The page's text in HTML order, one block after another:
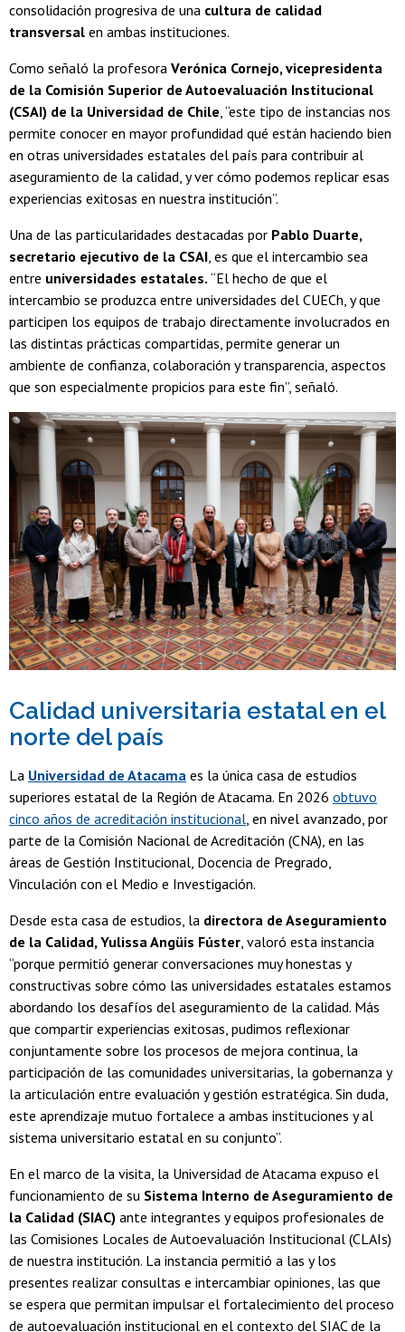
consolidación progresiva de una cultura de calidad
transversal en ambas instituciones.
Como señaló la profesora Verónica Cornejo, vicepresidenta
de la Comisión Superior de Autoevaluación Institucional
(CSAI) de la Universidad de Chile, “este tipo de instancias nos
permite conocer en mayor profundidad qué están haciendo bien
en otras universidades estatales del país para contribuir al
aseguramiento de la calidad, y ver cómo podemos replicar esas
experiencias exitosas en nuestra institución”.
Una de las particularidades destacadas por Pablo Duarte,
secretario ejecutivo de la CSAI, es que el intercambio sea
entre universidades estatales. “El hecho de que el
intercambio se produzca entre universidades del CUECh, y que
participen los equipos de trabajo directamente involucrados en
las distintas prácticas compartidas, permite generar un
ambiente de confianza, colaboración y transparencia, aspectos
que son especialmente propicios para este fin”, señaló.
Calidad universitaria estatal en el
norte del país
La Universidad de Atacama es la única casa de estudios
superiores estatal de la Región de Atacama. En 2026 obtuvo
cinco años de acreditación institucional, en nivel avanzado, por
parte de la Comisión Nacional de Acreditación (CNA), en las
áreas de Gestión Institucional, Docencia de Pregrado,
Vinculación con el Medio e Investigación.
Desde esta casa de estudios, la directora de Aseguramiento
de la Calidad, Yulissa Angüis Fúster, valoró esta instancia
“porque permitió generar conversaciones muy honestas y
constructivas sobre cómo las universidades estatales estamos
abordando los desafíos del aseguramiento de la calidad. Más
que compartir experiencias exitosas, pudimos reflexionar
conjuntamente sobre los procesos de mejora continua, la
participación de las comunidades universitarias, la gobernanza y
la articulación entre evaluación y gestión estratégica. Sin duda,
este aprendizaje mutuo fortalece a ambas instituciones y al
sistema universitario estatal en su conjunto”.
En el marco de la visita, la Universidad de Atacama expuso el
funcionamiento de su Sistema Interno de Aseguramiento de
la Calidad (SIAC) ante integrantes y equipos profesionales de
las Comisiones Locales de Autoevaluación Institucional (CLAIs)
de nuestra institución. La instancia permitió a las y los
presentes realizar consultas e intercambiar opiniones, las que
se espera que permitan impulsar el fortalecimiento del proceso
de autoevaluación institucional en el contexto del SIAC de la